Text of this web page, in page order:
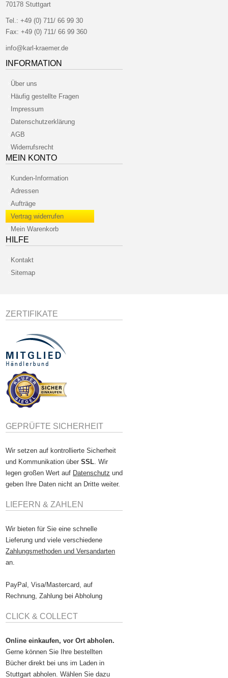
70178 Stuttgart
Tel.:+49 (0) 711/ 66 99 30
Fax: +49 (0) 711/ 66 99 360
info@karl-kraemer.de
INFORMATION
Über uns
Häufig gestellte Fragen
Impressum
Datenschutzerklärung
AGB
Widerrufsrecht
MEIN KONTO
Kunden-Information
Adressen
Aufträge
Vertrag widerrufen
Mein Warenkorb
HILFE
Kontakt
Sitemap
ZERTIFIKATE
GEPRÜFTE SICHERHEIT
Wir setzen auf kontrollierte Sicherheit
und Kommunikation überSSL. Wir
legen großen Wert auf Datenschutz und
geben Ihre Daten nicht an Dritte weiter.
LIEFERN & ZAHLEN
Wir bieten für Sie eine schnelle
Lieferung und viele verschiedene
Zahlungsmethoden und Versandarten
an.
PayPal, Visa/Mastercard, auf
Rechnung, Zahlung bei Abholung
CLICK & COLLECT
Online einkaufen, vor Ort abholen.
Gerne können Sie Ihre bestellten
Bücher direkt bei uns im Laden in
Stuttgart abholen. Wählen Sie dazu